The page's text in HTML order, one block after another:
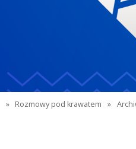
» Rozmowy pod krawatem »